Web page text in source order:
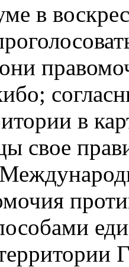
в
в
свое